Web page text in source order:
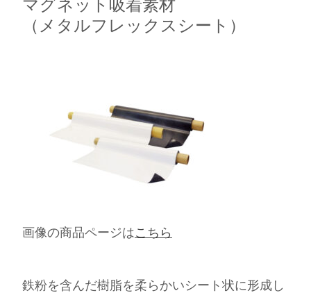
マグネット吸着素材
（メタルフレックスシート）
画像の商品ページはこちら
鉄粉を含んだ樹脂を柔らかいシート状に形成し